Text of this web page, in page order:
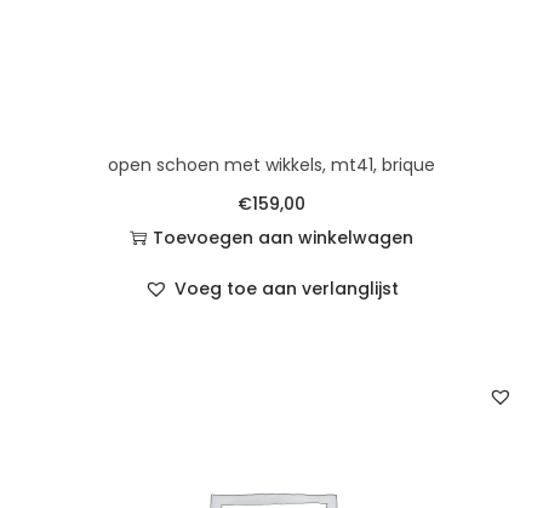
open schoen met wikkels, mt41, brique
€159,00
Toevoegen aan winkelwagen
Voeg toe aan verlanglijst